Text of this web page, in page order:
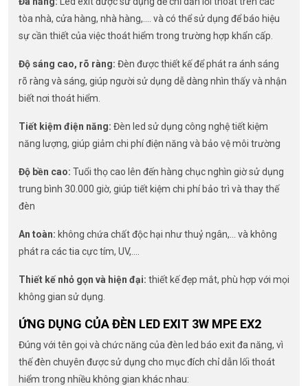
tòa nhà, cửa hàng, nhà hàng,…. và có thể sử dụng để báo hiệu
sự cần thiết của việc thoát hiểm trong trường hợp khẩn cấp.
Độ sáng cao, rõ ràng: Đèn được thiết kế để phát ra ánh sáng
rõ ràng và sáng, giúp người sử dụng dễ dàng nhìn thấy và nhận
biết nơi thoát hiểm.
Tiết kiệm điện năng: Đèn led sử dụng công nghệ tiết kiệm
năng lượng, giúp giảm chi phí điện năng và bảo vệ môi trường
Độ bền cao: Tuổi thọ cao lên đến hàng chục nghìn giờ sử dụng
trung bình 30.000 giờ, giúp tiết kiệm chi phí bảo trì và thay thế
đèn
An toàn: không chứa chất độc hại như thuỷ ngân,… và không
phát ra các tia cực tím, UV,….
Thiết kế nhỏ gọn và hiện đại: thiết kế đẹp mắt, phù hợp với mọi
không gian sử dụng.
ỨNG DỤNG CỦA ĐÈN LED EXIT 3W MPE EX2
Đúng với tên gọi và chức năng của đèn led báo exit đa năng, vì
thế đèn chuyên được sử dụng cho mục đích chỉ dẫn lối thoát
hiểm trong nhiều không gian khác nhau: